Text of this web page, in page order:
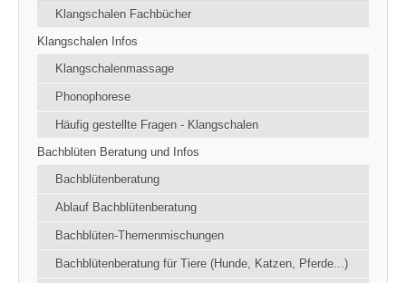
Klangschalen Fachbücher
Klangschalen Infos
Klangschalenmassage
Phonophorese
Häufig gestellte Fragen - Klangschalen
Bachblüten Beratung und Infos
Bachblütenberatung
Ablauf Bachblütenberatung
Bachblüten-Themenmischungen
Bachblütenberatung für Tiere (Hunde, Katzen, Pferde...)